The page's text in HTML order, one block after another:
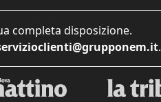
completa disposizione.
.